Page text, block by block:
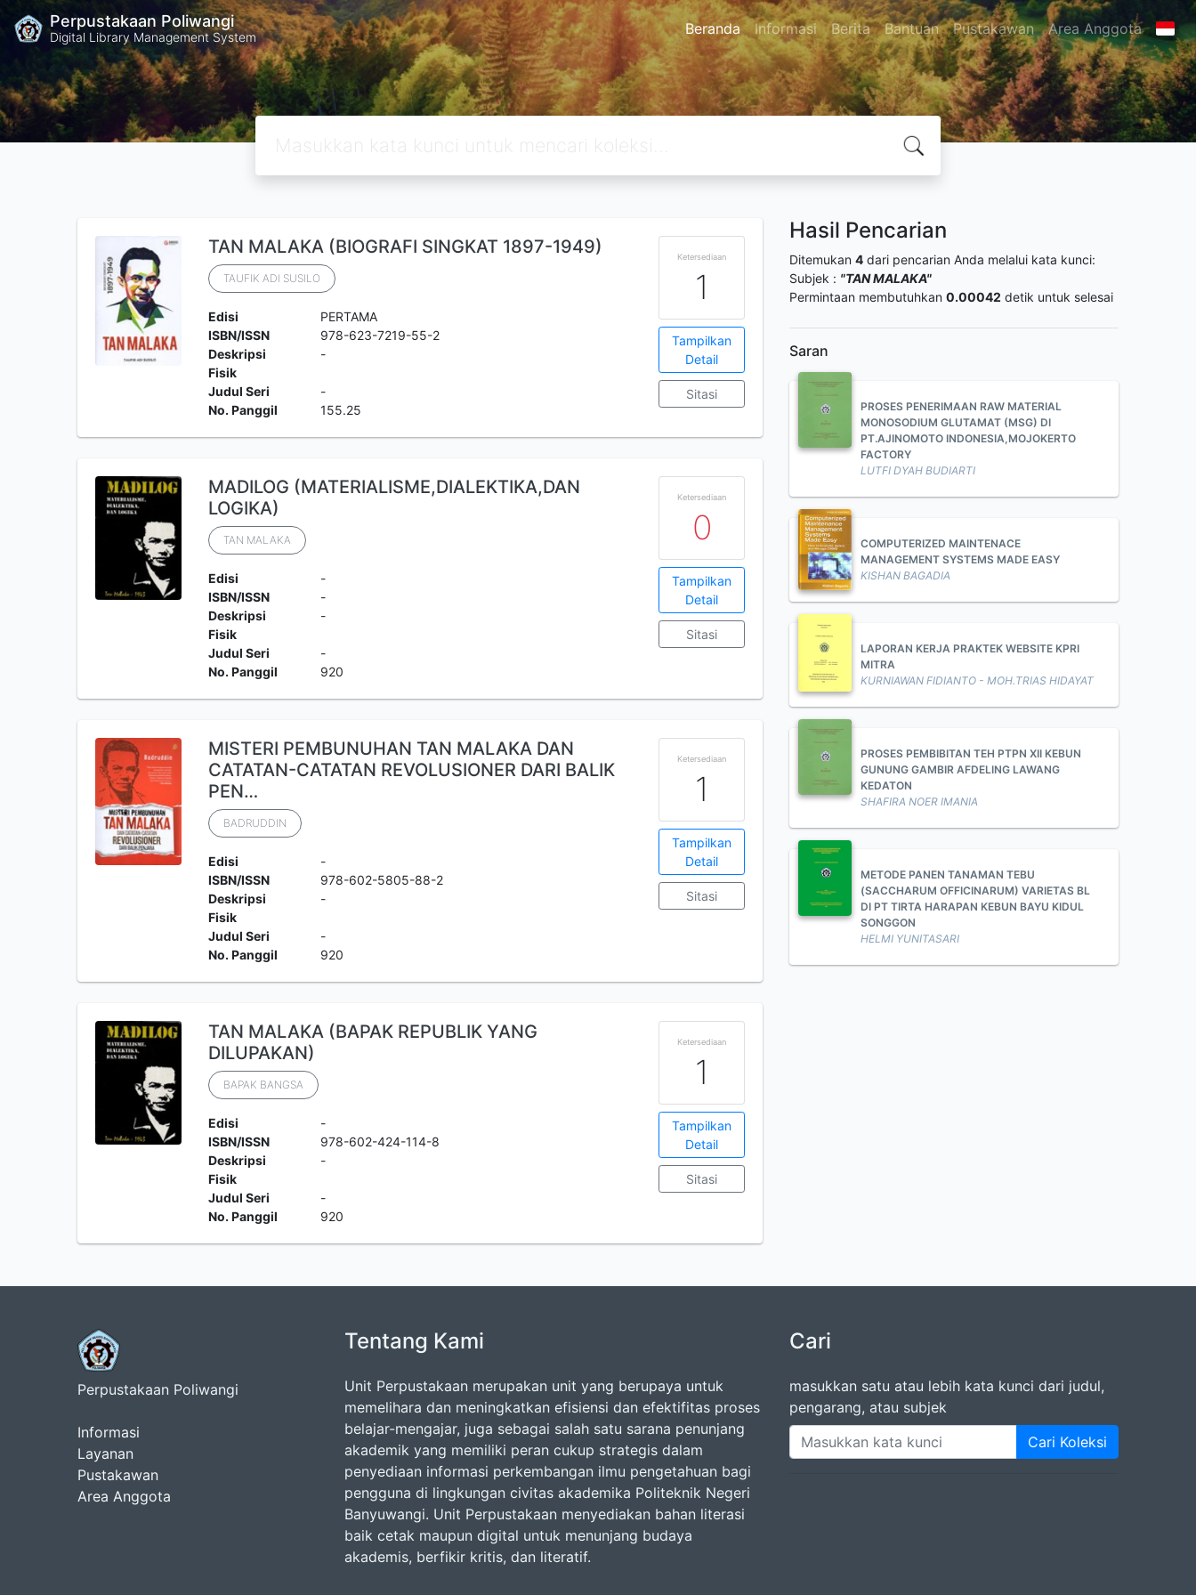
Perpustakaan Poliwangi
Digital Library Management System Beranda Informasi Berita Bantuan Pustakawan Area Anggota
TAN MALAKA (BIOGRAFI SINGKAT 1897-1949)
TAUFIK ADI SUSILO
Edisi
PERTAMA
ISBN/ISSN
978-623-7219-55-2
Deskripsi
Fisik
-
Judul Seri
-
No. Panggil
155.25
Ketersediaan
1
Tampilkan
Detail
Sitasi
MADILOG (MATERIALISME,DIALEKTIKA,DAN
LOGIKA)
TAN MALAKA
Edisi
-
ISBN/ISSN
-
Deskripsi
Fisik
-
Judul Seri
-
No. Panggil
920
Ketersediaan
0
Tampilkan
Detail
Sitasi
MISTERI PEMBUNUHAN TAN MALAKA DAN
CATATAN-CATATAN REVOLUSIONER DARI BALIK
PEN…
BADRUDDIN
Edisi
-
ISBN/ISSN
978-602-5805-88-2
Deskripsi
Fisik
-
Judul Seri
-
No. Panggil
920
Ketersediaan
1
Tampilkan
Detail
Sitasi
TAN MALAKA (BAPAK REPUBLIK YANG
DILUPAKAN)
BAPAK BANGSA
Edisi
-
ISBN/ISSN
978-602-424-114-8
Deskripsi
Fisik
-
Judul Seri
-
No. Panggil
920
Ketersediaan
1
Tampilkan
Detail
Sitasi
Hasil Pencarian
Ditemukan 4 dari pencarian Anda melalui kata kunci:
Subjek : "TAN MALAKA"
Permintaan membutuhkan 0.00042 detik untuk selesai
Saran
PROSES PENERIMAAN RAW MATERIAL
MONOSODIUM GLUTAMAT (MSG) DI
PT.AJINOMOTO INDONESIA,MOJOKERTO
FACTORY
LUTFI DYAH BUDIARTI
COMPUTERIZED MAINTENACE
MANAGEMENT SYSTEMS MADE EASY
KISHAN BAGADIA
LAPORAN KERJA PRAKTEK WEBSITE KPRI
MITRA
KURNIAWAN FIDIANTO - MOH.TRIAS HIDAYAT
PROSES PEMBIBITAN TEH PTPN XII KEBUN
GUNUNG GAMBIR AFDELING LAWANG
KEDATON
SHAFIRA NOER IMANIA
METODE PANEN TANAMAN TEBU
(SACCHARUM OFFICINARUM) VARIETAS BL
DI PT TIRTA HARAPAN KEBUN BAYU KIDUL
SONGGON
HELMI YUNITASARI
Perpustakaan Poliwangi
Informasi
Layanan
Pustakawan
Area Anggota
Tentang Kami
Unit Perpustakaan merupakan unit yang berupaya untuk
memelihara dan meningkatkan efisiensi dan efektifitas proses
belajar-mengajar, juga sebagai salah satu sarana penunjang
akademik yang memiliki peran cukup strategis dalam
penyediaan informasi perkembangan ilmu pengetahuan bagi
pengguna di lingkungan civitas akademika Politeknik Negeri
Banyuwangi. Unit Perpustakaan menyediakan bahan literasi
baik cetak maupun digital untuk menunjang budaya
akademis, berfikir kritis, dan literatif.
Cari
masukkan satu atau lebih kata kunci dari judul,
pengarang, atau subjek
Cari Koleksi